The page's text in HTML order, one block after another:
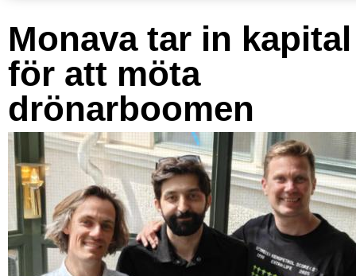
Monava tar in kapital
för att möta
drönarboomen